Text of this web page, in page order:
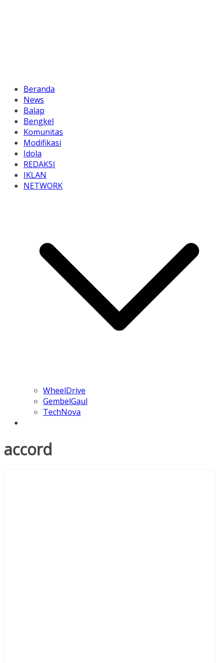
Beranda
News
Balap
Bengkel
Komunitas
Modifikasi
Idola
REDAKSI
IKLAN
NETWORK
WheelDrive
GembelGaul
TechNova
accord